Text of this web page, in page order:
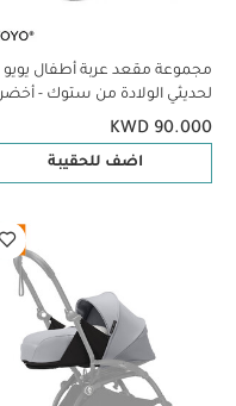
مجموعة مقعد عربة أطفال يويو
لحديثي الولادة من ستوك - أخضر
زيتوني
KWD 90.000
اضف للحقيبة